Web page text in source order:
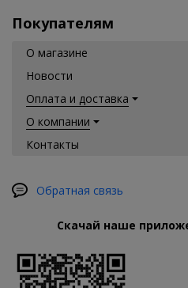
Покупателям
О магазине
Новости
Оплата и доставка
О компании
Контакты
Обратная связь
Скачай наше